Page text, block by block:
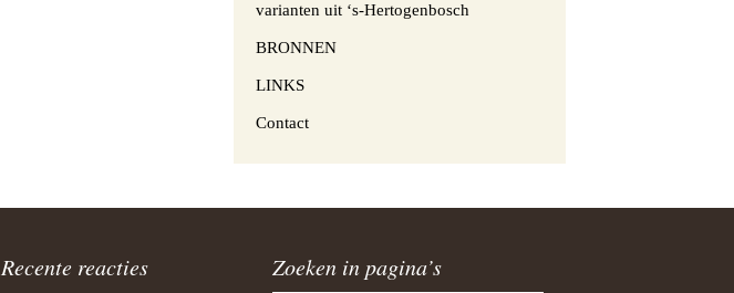
varianten uit ‘s-Hertogenbosch
BRONNEN
LINKS
Contact
Recente reacties Zoeken in pagina’s